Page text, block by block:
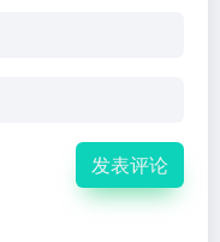
发表评论